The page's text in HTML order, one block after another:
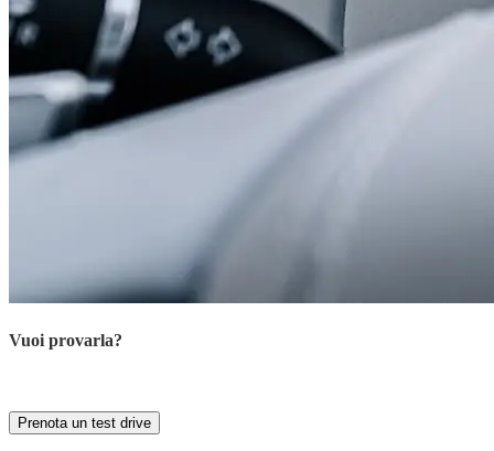
Vuoi provarla?
Prenota un test drive